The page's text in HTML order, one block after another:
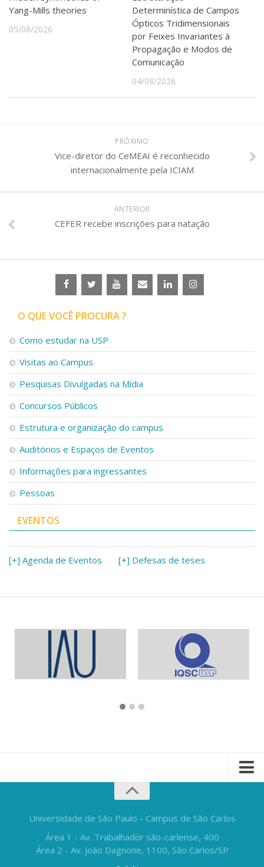
Yang-Mills theories
05/08/2026
Determinística de Campos
Ópticos Tridimensionais
por Feixes Invariantes à
Propagação e Modos de
Comunicação
04/08/2026
PRÓXIMO
Vice-diretor do CeMEAI é reconhecido
internacionalmente pela ICIAM
ANTERIOR
CEFER recebe inscrições para natação
O QUE VOCÊ PROCURA ?
Como estudar na USP
Visitas ao Campus
Pesquisas Divulgadas na Mídia
Concursos Públicos
Estrutura e organização do campus
Auditórios e Espaços de Eventos
Informações para ingressantes
Pessoas
EVENTOS
[+] Agenda de Eventos [+] Defesas de teses
Universidade de São Paulo - Campus de São Carlos
Área 1 - Av. Trabalhador são-carlense, 400
Área 2 - Av. João Dagnone, 1100, São Carlos/SP